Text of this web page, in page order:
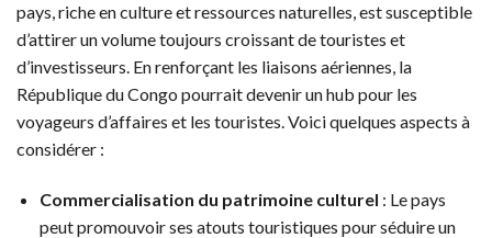
pays, riche en culture et ressources naturelles, est susceptible
d’attirer un volume toujours croissant de touristes et
d’investisseurs. En renforçant les liaisons aériennes, la
République du Congo pourrait devenir un hub pour les
voyageurs d’affaires et les touristes. Voici quelques aspects à
considérer :
Commercialisation du patrimoine culturel : Le pays
peut promouvoir ses atouts touristiques pour séduire un